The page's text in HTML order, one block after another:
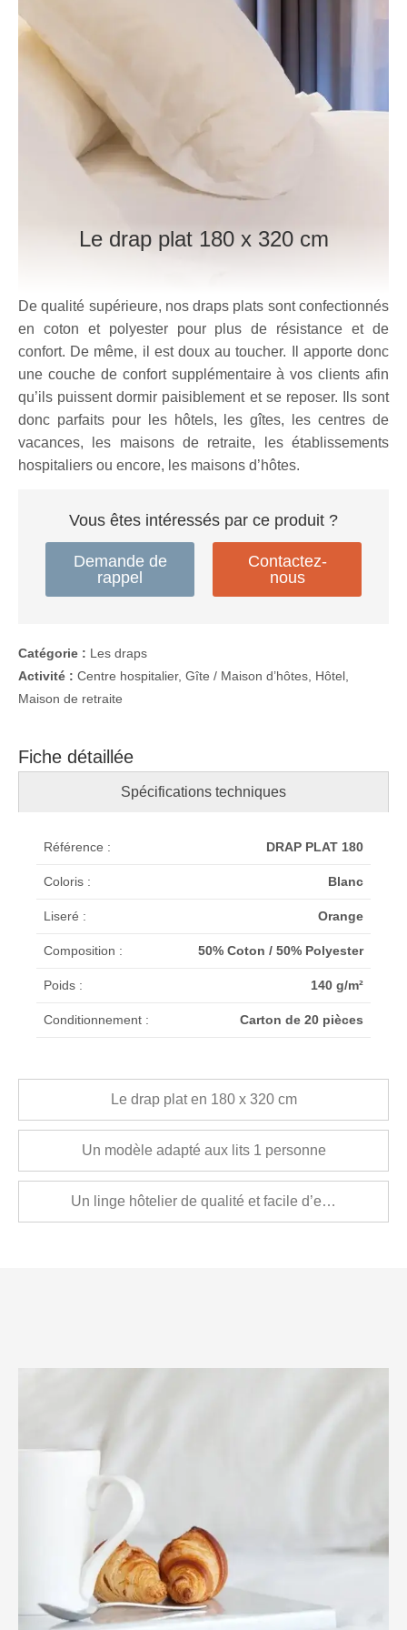
Le drap plat 180 x 320 cm
De qualité supérieure, nos draps plats sont confectionnés
en coton et polyester pour plus de résistance et de
confort. De même, il est doux au toucher. Il apporte donc
une couche de confort supplémentaire à vos clients afin
qu’ils puissent dormir paisiblement et se reposer. Ils sont
donc parfaits pour les hôtels, les gîtes, les centres de
vacances, les maisons de retraite, les établissements
hospitaliers ou encore, les maisons d’hôtes.
Vous êtes intéressés par ce produit ?
Demande de
rappel
Contactez-
nous
Catégorie : Les draps
Activité : Centre hospitalier, Gîte / Maison d’hôtes, Hôtel,
Maison de retraite
Fiche détaillée
Spécifications techniques
Le drap plat en 180 x 320 cm
Un modèle adapté aux lits 1 personne
Un linge hôtelier de qualité et facile d’entretien
Référence : DRAP PLAT 180
Coloris : Blanc
Liseré : Orange
Composition : 50% Coton / 50% Polyester
Poids : 140 g/m²
Conditionnement : Carton de 20 pièces